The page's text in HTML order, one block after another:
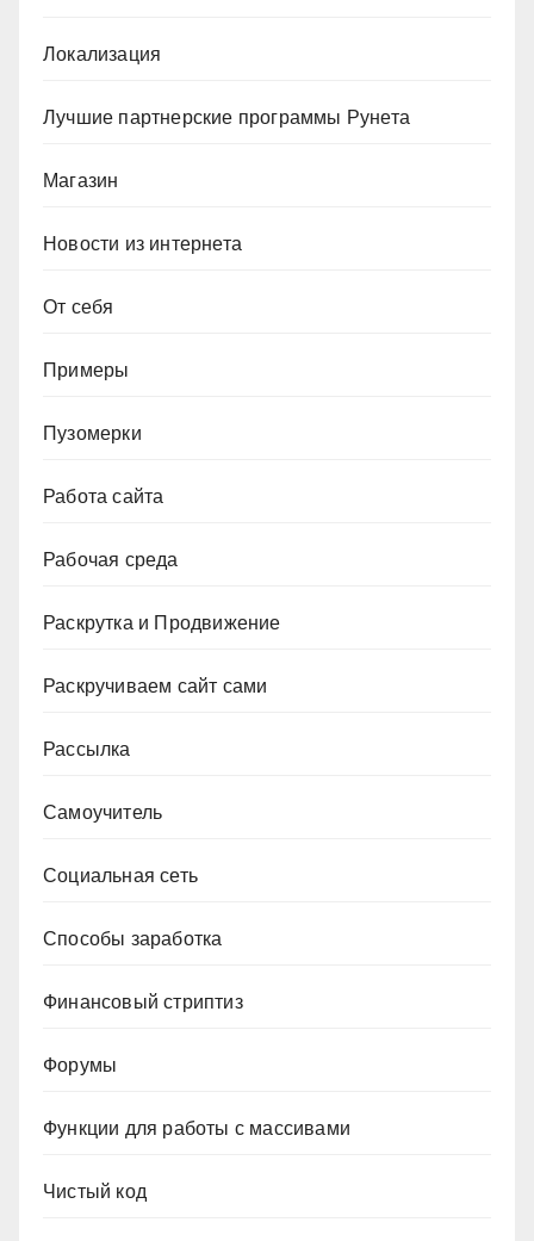
Локализация
Лучшие партнерские программы Рунета
Магазин
Новости из интернета
От себя
Примеры
Пузомерки
Работа сайта
Рабочая среда
Раскрутка и Продвижение
Раскручиваем сайт сами
Рассылка
Самоучитель
Социальная сеть
Способы заработка
Финансовый стриптиз
Форумы
Функции для работы с массивами
Чистый код